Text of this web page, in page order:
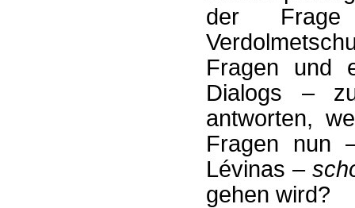
der
Fragen und
Dialogs –
antworten,
Fragen nun
Lévinas –
gehen wird?